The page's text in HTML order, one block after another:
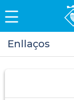
Enllaços